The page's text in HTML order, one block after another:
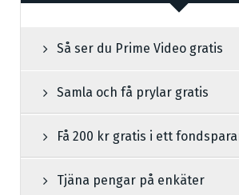
Så ser du Prime Video gratis
Samla och få prylar gratis
Få 200 kr gratis i ett
Tjäna pengar på enkäter